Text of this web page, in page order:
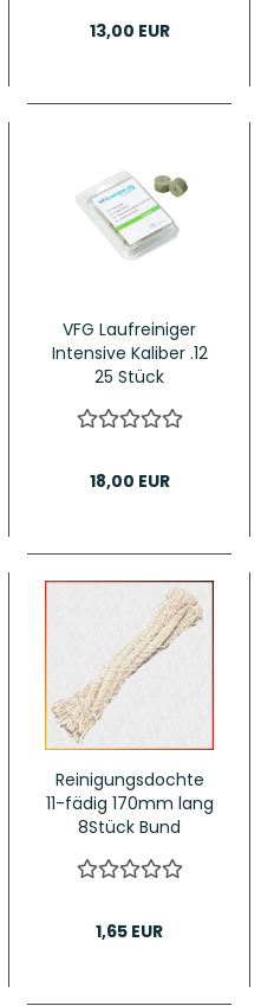
13,00 EUR
VFG Laufreiniger
Intensive Kaliber .12
25 Stück
18,00 EUR
Reinigungsdochte
11-fädig 170mm lang
8Stück Bund
1,65 EUR